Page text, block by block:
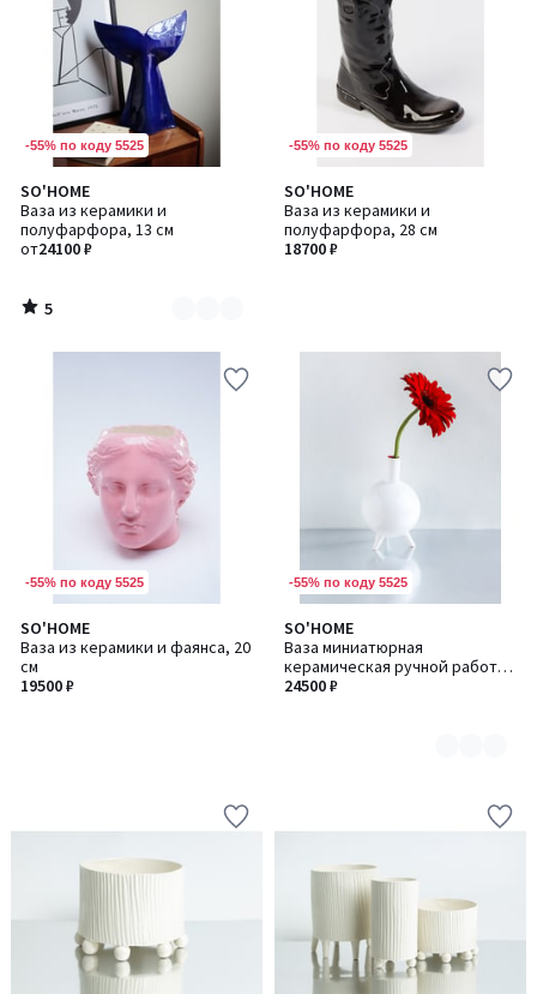
-55% по коду 5525
SO'HOME
Ваза из керамики и
полуфарфора, 13 см
от24100 ₽
5
/
5
Количество
цветов:
2
5
/
-55% по коду 5525
SO'HOME
Ваза из керамики и
полуфарфора, 28 см
18700 ₽
-55% по коду 5525
SO'HOME
Ваза из керамики и фаянса, 20
см
19500 ₽
-55% по коду 5525
SO'HOME
Ваза миниатюрная
керамическая ручной работы,
12 см
24500 ₽
Количество
цветов:
2